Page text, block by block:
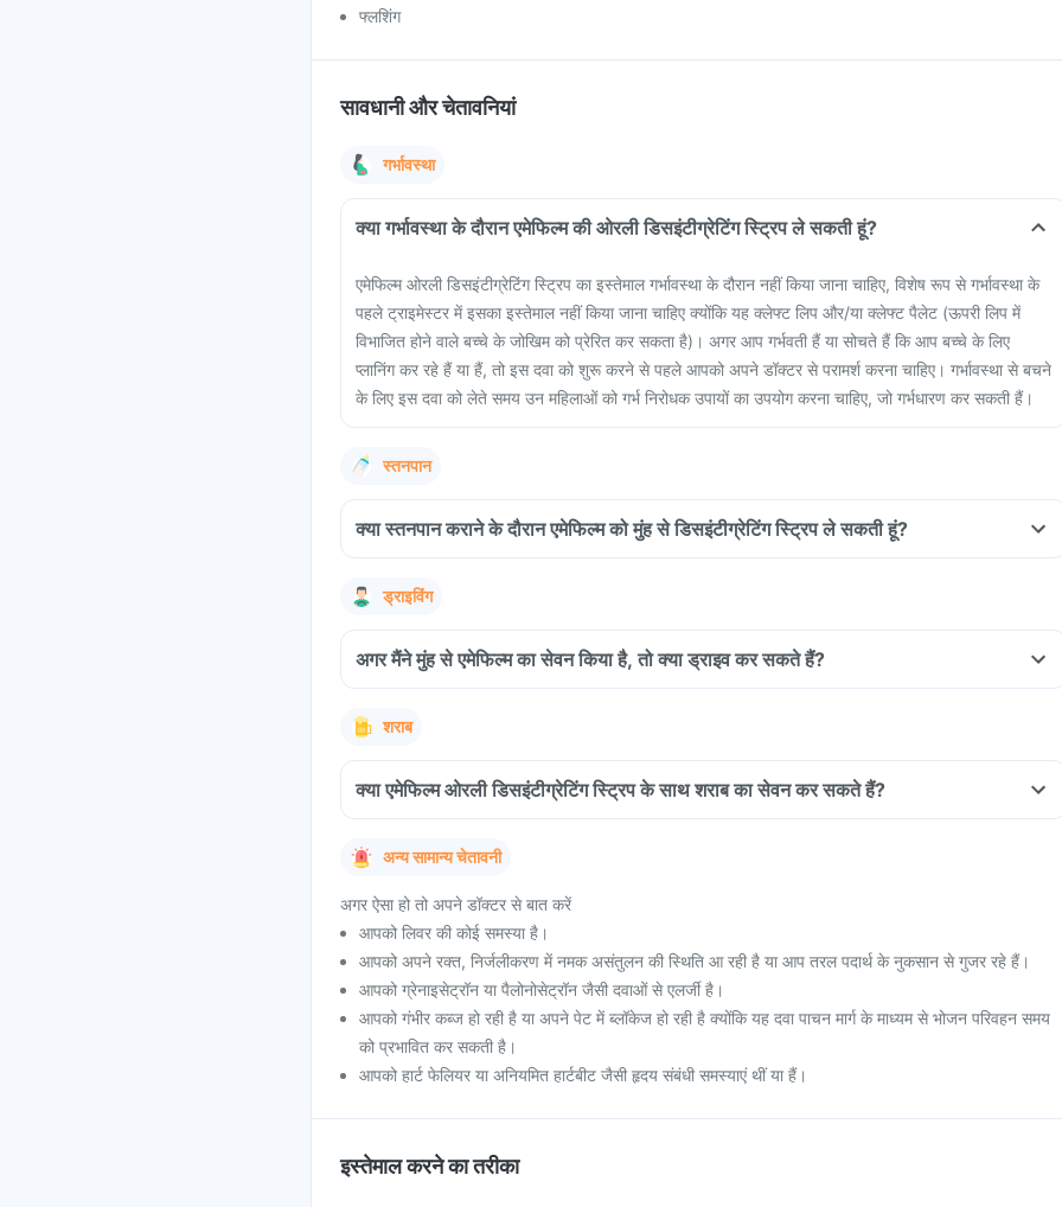
फ्लशिंग
सावधानी और चेतावनियां
गर्भावस्था
क्या गर्भावस्था के दौरान एमेफिल्म की ओरली डिसइंटीग्रेटिंग स्ट्रिप ले सकती हूं?
एमेफिल्म ओरली डिसइंटीग्रेटिंग स्ट्रिप का इस्तेमाल गर्भावस्था के दौरान नहीं किया जाना चाहिए, विशेष रूप से गर्भावस्था के
पहले ट्राइमेस्टर में इसका इस्तेमाल नहीं किया जाना चाहिए क्योंकि यह क्लेफ्ट लिप और/या क्लेफ्ट पैलेट (ऊपरी लिप में
विभाजित होने वाले बच्चे के जोखिम को प्रेरित कर सकता है)। अगर आप गर्भवती हैं या सोचते हैं कि आप बच्चे के लिए
प्लानिंग कर रहे हैं या हैं, तो इस दवा को शुरू करने से पहले आपको अपने डॉक्टर से परामर्श करना चाहिए। गर्भावस्था से बचने
के लिए इस दवा को लेते समय उन महिलाओं को गर्भ निरोधक उपायों का उपयोग करना चाहिए, जो गर्भधारण कर सकती हैं।
स्तनपान
क्या स्तनपान कराने के दौरान एमेफिल्म को मुंह से डिसइंटीग्रेटिंग स्ट्रिप ले सकती हूं?
ड्राइविंग
अगर मैंने मुंह से एमेफिल्म का सेवन किया है, तो क्या ड्राइव कर सकते हैं?
शराब
क्या एमेफिल्म ओरली डिसइंटीग्रेटिंग स्ट्रिप के साथ शराब का सेवन कर सकते हैं?
अन्य सामान्य चेतावनी
अगर ऐसा हो तो अपने डॉक्टर से बात करें
आपको लिवर की कोई समस्या है।
आपको अपने रक्त, निर्जलीकरण में नमक असंतुलन की स्थिति आ रही है या आप तरल पदार्थ के नुकसान से गुजर रहे हैं।
आपको ग्रेनाइसेट्रॉन या पैलोनोसेट्रॉन जैसी दवाओं से एलर्जी है।
आपको गंभीर कब्ज हो रही है या अपने पेट में ब्लॉकेज हो रही है क्योंकि यह दवा पाचन मार्ग के माध्यम से भोजन परिवहन समय
को प्रभावित कर सकती है।
आपको हार्ट फेलियर या अनियमित हार्टबीट जैसी हृदय संबंधी समस्याएं थीं या हैं।
इस्तेमाल करने का तरीका